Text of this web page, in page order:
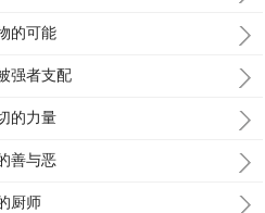
的可能
强者支配
的力量
善与恶
厨师